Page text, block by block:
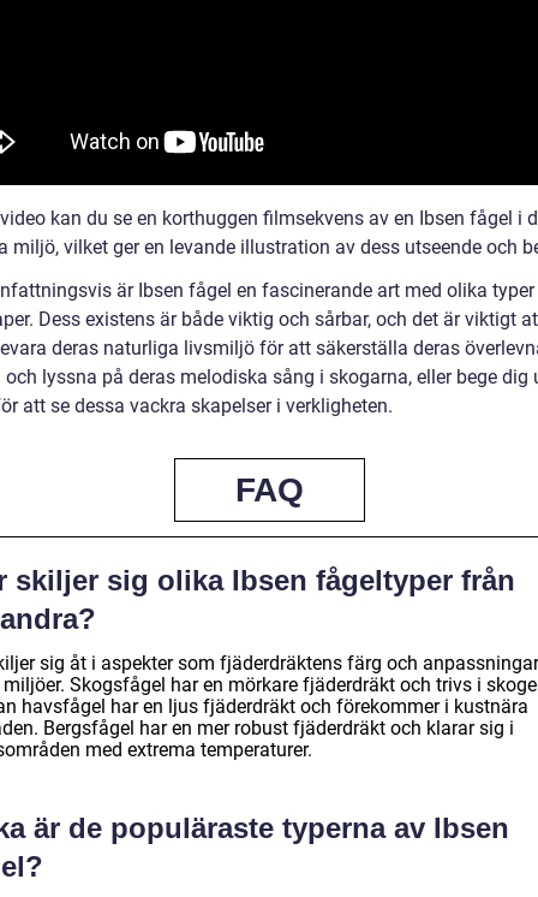
kan du se en korthuggen filmsekvens av en Ibsen fågel i
miljö, vilket ger en levande illustration av dess utseende och
är Ibsen fågel en fascinerande art med olika
Dess existens är både viktig och sårbar, och det är viktigt
deras naturliga livsmiljö för att säkerställa deras
lyssna på deras melodiska sång i skogarna, eller bege dig
att se dessa vackra skapelser i verkligheten.
FAQ
skiljer sig olika Ibsen fågeltyper från
sig åt i aspekter som fjäderdräktens färg och
Skogsfågel har en mörkare fjäderdräkt och trivs i
havsfågel har en ljus fjäderdräkt och förekommer i kustnära
Bergsfågel har en mer robust fjäderdräkt och klarar sig i
med extrema temperaturer.
är de populäraste typerna av Ibsen